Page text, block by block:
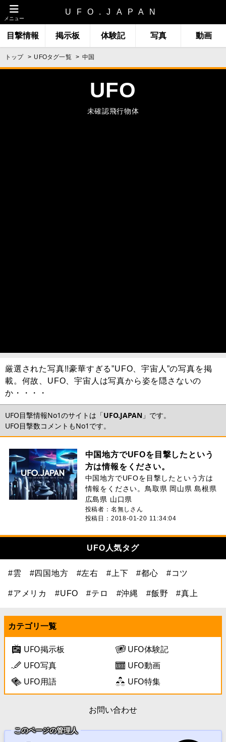
メニュー
UFO.JAPAN
目撃情報 掲示板 体験記 写真 動画
トップ UFOタグ一覧 中国
UFO
未確認飛行物体
厳選された写真!!豪華すぎる”UFO、宇宙人”の写真を掲
載。何故、UFO、宇宙人は写真から姿を隠さないの
か・・・・
UFO目撃情報No1のサイトは「UFO.JAPAN 」です。
UFO目撃数コメントもNo1です。
中国地方でUFOを目撃したという
方は情報をください。
中国地方でUFOを目撃したという方は
情報をください。鳥取県 岡山県 島根県
広島県 山口県
投稿者：名無しさん
投稿日：2018-01-20 11:34:04
UFO人気タグ
#雲 #四国地方 #左右 #上下 #都心 #コツ
#アメリカ #UFO #テロ #沖縄 #飯野 #真上
カテゴリ一覧
UFO掲示板
UFO体験記
UFO写真
UFO動画
UFO用語
UFO特集
お問い合わせ
このページの管理人